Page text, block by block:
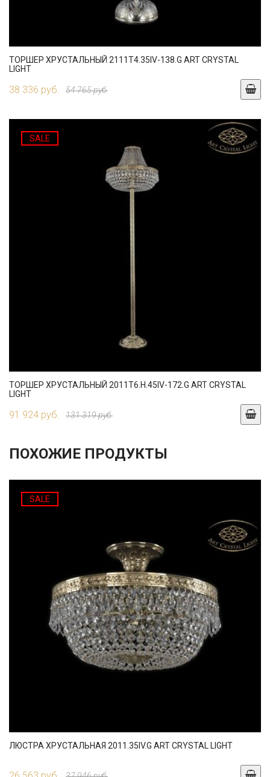
ТОРШЕР ХРУСТАЛЬНЫЙ 2111T4.35IV-138.G ART CRYSTAL
LIGHT
38 336 руб. 54 765 руб.
SALE
ТОРШЕР ХРУСТАЛЬНЫЙ 2011T6.H.45IV-172.G ART CRYSTAL
LIGHT
91 924 руб. 131 319 руб.
ПОХОЖИЕ ПРОДУКТЫ
SALE
ЛЮСТРА ХРУСТАЛЬНАЯ 2011.35IV.G ART CRYSTAL LIGHT